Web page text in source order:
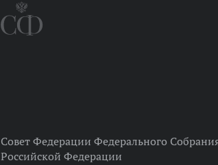
Совет Федерации Федерального
Российской Федерации